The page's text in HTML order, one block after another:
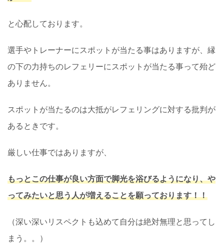
と心配しております。
選手やトレーナーにスポットが当たる事はありますが、縁
の下の力持ちのレフェリーにスポットが当たる事って殆ど
ありません。
スポットが当たるのは大抵がレフェリングに対する批判が
あるときです。
厳しい仕事ではありますが、
もっとこの仕事が良い方面で脚光を浴びるようになり、や
ってみたいと思う人が増えることを願っております！！
（深い深いリスペクトも込めて自分は絶対無理と思ってし
まう。。）